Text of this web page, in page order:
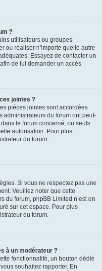
?
utilisateurs ou groupes
ou réaliser n’importe quelle autre
Essayez de contacter un
de lui demander un accès.
jointes ?
pièces jointes sont accordées
administrateurs du forum ont peut-
le forum concerné, ou seuls
autorisation. Pour plus
du forum.
Si vous ne respectez pas une
Veuillez noter que cette
du forum, phpBB Limited n’est en
sur cet espace. Pour plus
du forum.
à un modérateur ?
fonctionnalité, un bouton dédié
souhaitez rapporter. En